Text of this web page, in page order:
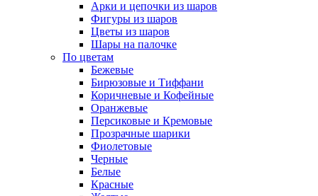
Арки и цепочки из шаров
Фигуры из шаров
Цветы из шаров
Шары на палочке
По цветам
Бежевые
Бирюзовые и Тиффани
Коричневые и Кофейные
Оранжевые
Персиковые и Кремовые
Прозрачные шарики
Фиолетовые
Черные
Белые
Красные